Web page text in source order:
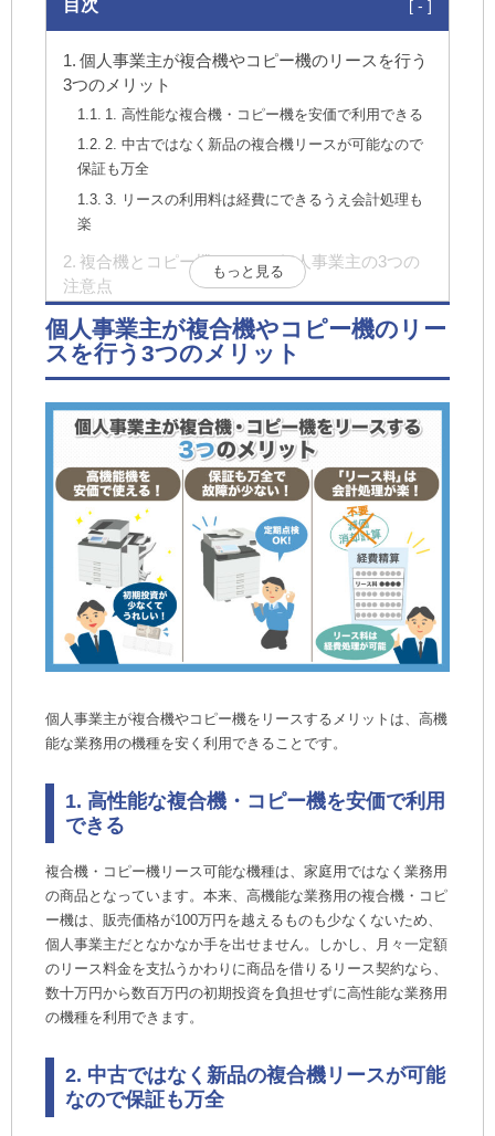
目次
個人事業主が複合機やコピー機のリースを行う
3つのメリット
1. 高性能な複合機・コピー機を安価で利用できる
2. 中古ではなく新品の複合機リースが可能なので
保証も万全
3. リースの利用料は経費にできるうえ会計処理も
楽
複合機とコピー機リース・個人事業主の3つの
注意点
1. リース契約はクーリングオフできない
2. 基本的にリース期間を満了するまで解約できな
い
3. 審査をクリアする必要がある
まとめ：複合機・コピー機リース・個人事業主
はメリットと注意点を見極めて契約しよう
もっと見る
個人事業主が複合機やコピー機のリー
スを行う3つのメリット
個人事業主が複合機やコピー機をリースするメリットは、高機
能な業務用の機種を安く利用できることです。
1. 高性能な複合機・コピー機を安価で利用
できる
複合機・コピー機リース可能な機種は、家庭用ではなく業務用
の商品となっています。本来、高機能な業務用の複合機・コピ
ー機は、販売価格が100万円を越えるものも少なくないため、
個人事業主だとなかなか手を出せません。しかし、月々一定額
のリース料金を支払うかわりに商品を借りるリース契約なら、
数十万円から数百万円の初期投資を負担せずに高性能な業務用
の機種を利用できます。
2. 中古ではなく新品の複合機リースが可能
なので保証も万全